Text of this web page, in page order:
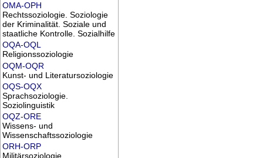
OMA-OPH
Rechtssoziologie. Soziologie
der Kriminalität. Soziale und
staatliche Kontrolle. Sozialhilfe
OQA-OQL
Religionssoziologie
OQM-OQR
Kunst- und Literatursoziologie
OQS-OQX
Sprachsoziologie.
Soziolinguistik
OQZ-ORE
Wissens- und
Wissenschaftssoziologie
ORH-ORP
Militärsoziologie